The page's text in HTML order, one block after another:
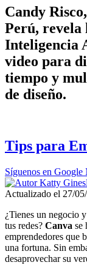
Candy
Perú, revela
Inteligencia
video para
tiempo y
de diseño.
Tips para
Síguenos en Google
Actualizado el 27/
¿Tienes un negocio
tus redes? Canva se
emprendedores que
una fortuna. Sin
desaprovechar su